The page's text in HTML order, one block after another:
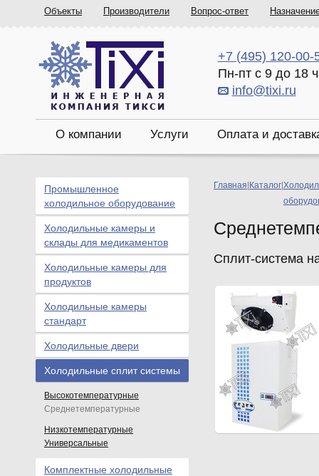
Объекты Производители Вопрос-ответ
+7 (495) 120-00-
Пн-пт с 9 до 18
info@tixi.ru
О компании Услуги Оплата и
Главная Каталог
Сплит-система
Промышленное
холодильное оборудование
Холодильные камеры и
склады для медикаментов
Холодильные камеры для
продуктов
Холодильные камеры
стандарт
Холодильные двери
Холодильные сплит системы
Высокотемпературные
Среднетемпературные
Низкотемпературные
Универсальные
Комплектные холодильные